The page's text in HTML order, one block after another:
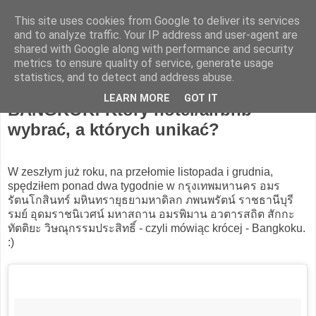
Hotel Spotter
BANGKOK: Który hotel/airbnb
wybrać, a których unikać?
W zeszłym już roku, na przełomie listopada i grudnia,
spędziłem ponad dwa tygodnie w กรุงเทพมหานคร อมร
รัตนโกสินทร์ มหินทรายุธยามหาดิลก ภพนพรัตน์ ราชธานีบุรี
รมย์ อุดมราชนิเวศน์ มหาสถาน อมรพิมาน อวตารสถิต สักกะ
ทัตติยะ วิษณุกรรมประสิทธิ์ - czyli mówiąc krócej - Bangkoku.
:)
This site uses cookies from Google to deliver its services
and to analyze traffic. Your IP address and user-agent are
shared with Google along with performance and security
metrics to ensure quality of service, generate usage
statistics, and to detect and address abuse.
LEARN MORE GOT IT